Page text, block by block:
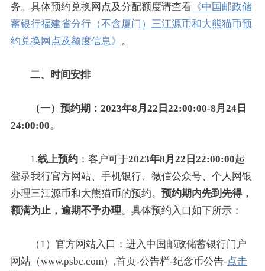
务。具体预约兑换网点及分配额度请查看《中国邮政储
蓄银行福建省分行（不含厦门）三江源币和大熊猫币预
约兑换网点及额度信息》 。
二、时间安排
（一）预约期：2023年8月22日22:00:00-8月24日
24:00:00。
1.线上预约 ：客户可于2023年8月22日22:00:00起
登录我行官方网站、手机银行、微信公众号、个人网银
办理三江源币和大熊猫币的预约。 预约期内先到先得，
额满为止，逾期不予办理。具体预约入口如下所示：
（1）官方网站入口：进入中国邮政储蓄银行门户
网站（www.psbc.com）,首页-公告栏-纪念币公告-点击